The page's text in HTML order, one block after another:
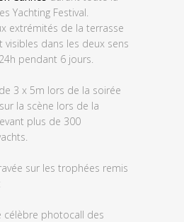
Yachting Festival.
extrémités de la terrasse
visibles dans les deux sens
pendant 6 jours.
3 x 5m lors de la soirée
la scène lors de la
plus de 300
sur les trophées remis
célèbre photocall des